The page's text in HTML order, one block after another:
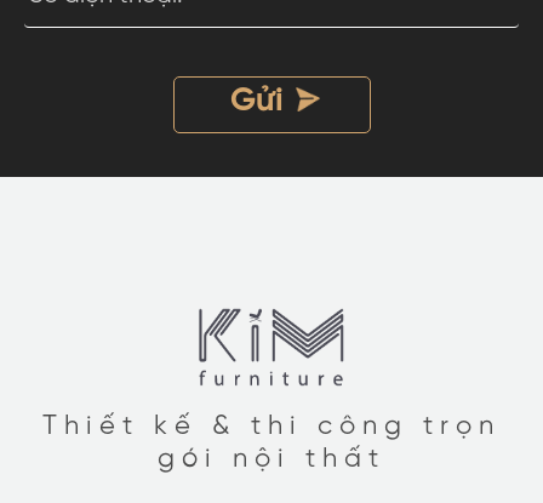
Thiết kế & thi công trọn
gói nội thất